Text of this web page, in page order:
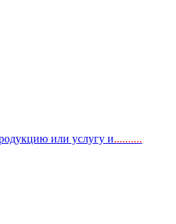
или услугу и..........